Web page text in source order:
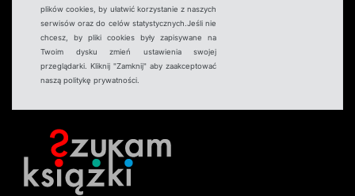
plików cookies, by ułatwić korzystanie z naszych
serwisów oraz do celów statystycznych.Jeśli nie
chcesz, by pliki cookies były zapisywane na
Twoim dysku zmień ustawienia swojej
przeglądarki. Kliknij "Zamknij" aby zaakceptować
naszą politykę prywatności.